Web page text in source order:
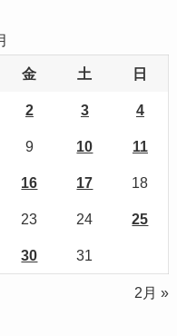
金 土 日
2 3 4
9 10 11
16 17 18
23 24 25
30 31
2月 »